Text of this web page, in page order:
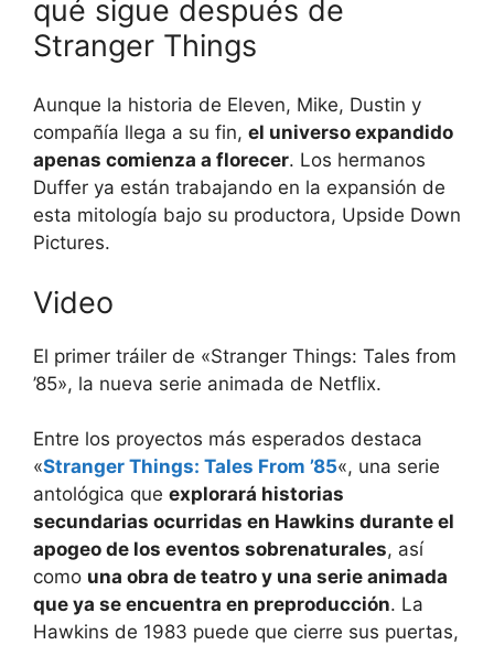
qué sigue después de
Stranger Things
Aunque la historia de Eleven, Mike, Dustin y
compañía llega a su fin, el universo expandido
apenas comienza a florecer. Los hermanos
Duffer ya están trabajando en la expansión de
esta mitología bajo su productora, Upside Down
Pictures.
Video
El primer tráiler de «Stranger Things: Tales from
’85», la nueva serie animada de Netflix.
Entre los proyectos más esperados destaca
«Stranger Things: Tales From ’85«, una serie
antológica que explorará historias
secundarias ocurridas en Hawkins durante el
apogeo de los eventos sobrenaturales, así
como una obra de teatro y una serie animada
que ya se encuentra en preproducción. La
Hawkins de 1983 puede que cierre sus puertas,